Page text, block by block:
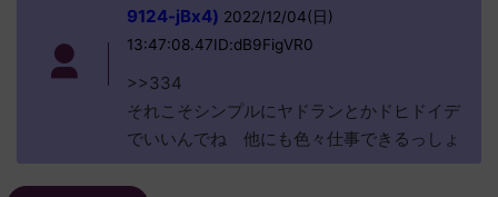
9124-jBx4) 2022/12/04(日)
13:47:08.47ID:dB9FigVR0
>>334
それこそシンプルにヤドランとかドヒドイデ
でいいんでね 他にも色々仕事できるっしょ